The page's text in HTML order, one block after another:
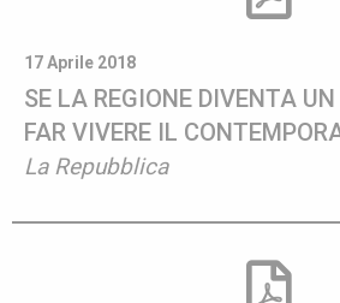
17 Aprile 2018
SE LA REGIONE DIVENTA UN
FAR VIVERE IL
La Repubblica